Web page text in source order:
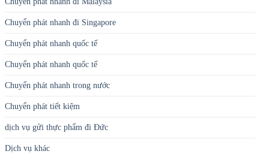
Chuyển phát nhanh đi Singapore
Chuyển phát nhanh quốc tế
Chuyển phát nhanh quốc tế
Chuyển phát nhanh trong nước
Chuyển phát tiết kiệm
dịch vụ gửi thực phẩm đi Đức
Dịch vụ khác